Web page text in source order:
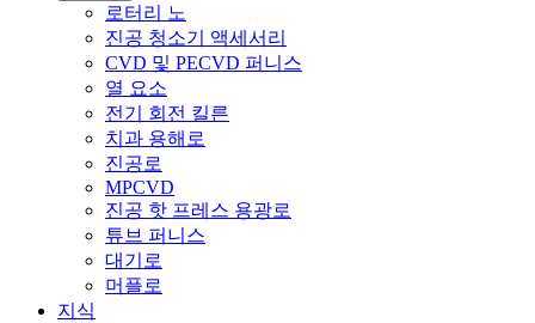
로터리 노
진공 청소기 액세서리
CVD 및 PECVD 퍼니스
열 요소
전기 회전 킬른
치과 용해로
진공로
MPCVD
진공 핫 프레스 용광로
튜브 퍼니스
대기로
머플로
지식